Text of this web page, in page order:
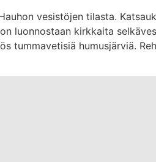
vesistöjen tilasta.
luonnostaan kirkkaita
tummavetisiä humusjärviä.